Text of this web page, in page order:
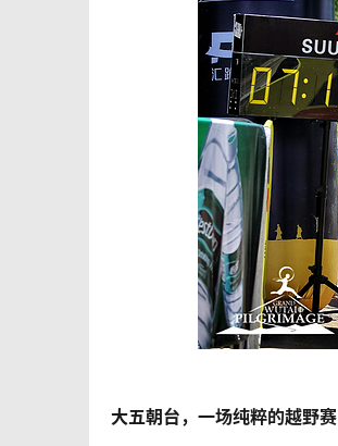
大五朝台，一场纯粹的越野赛